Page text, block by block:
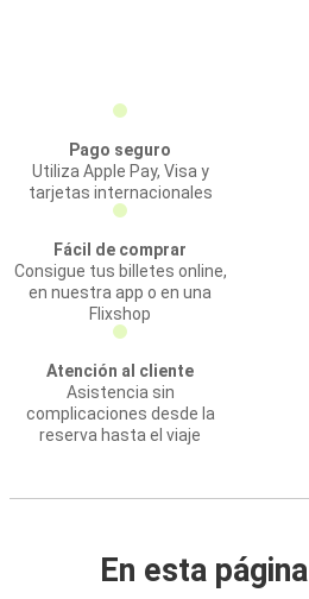
Pago seguro
Utiliza Apple Pay, Visa y
tarjetas internacionales
Fácil de comprar
Consigue tus billetes online,
en nuestra app o en una
Flixshop
Atención al cliente
Asistencia sin
complicaciones desde la
reserva hasta el viaje
En esta página